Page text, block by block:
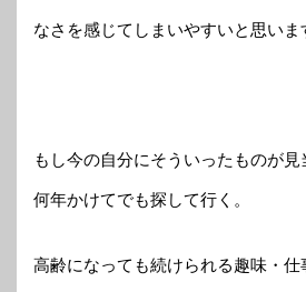
なさを感じてしまいやすいと思いま
もし今の自分にそういったものが見
何年かけてでも探して行く。
高齢になっても続けられる趣味・